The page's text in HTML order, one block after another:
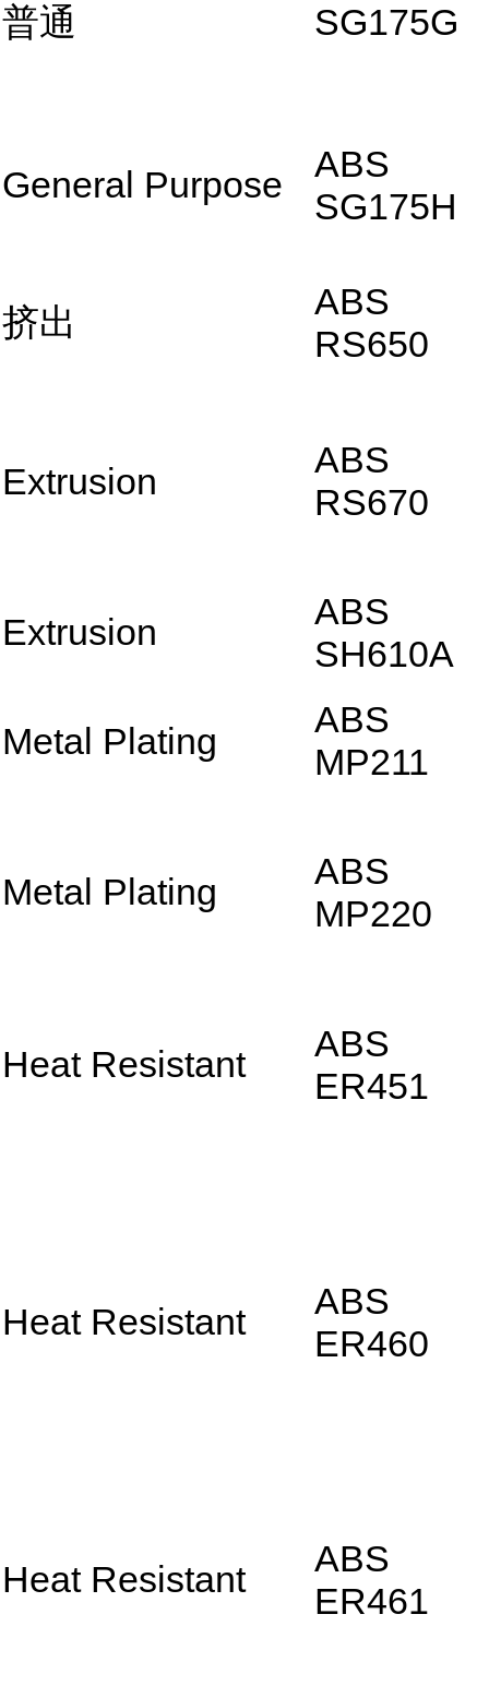
普通 SG175G
General Purpose
ABS
SG175H
挤出
ABS
RS650
Extrusion
ABS
RS670
Extrusion
ABS
SH610A
Metal Plating
ABS
MP211
Metal Plating
ABS
MP220
Heat Resistant
ABS
ER451
Heat Resistant
ABS
ER460
Heat Resistant
ABS
ER461